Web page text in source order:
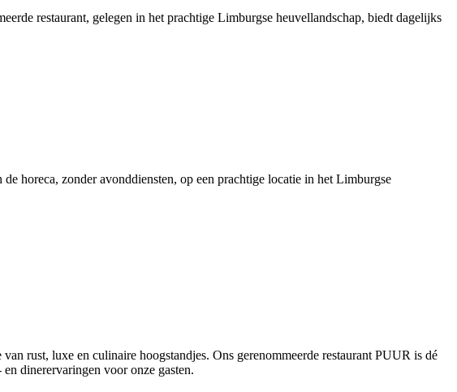
restaurant, gelegen in het prachtige Limburgse heuvellandschap, biedt dagelijks
horeca, zonder avonddiensten, op een prachtige locatie in het Limburgse
rust, luxe en culinaire hoogstandjes. Ons gerenommeerde restaurant PUUR is dé
dinerervaringen voor onze gasten.